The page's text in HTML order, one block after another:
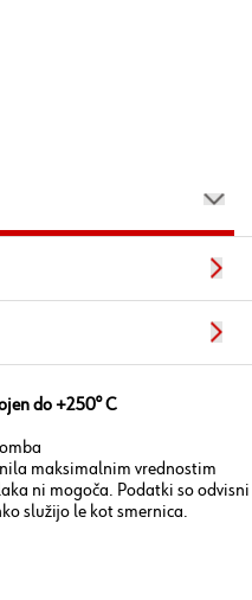
do +250° C
maksimalnim vrednostim
ni mogoča. Podatki so odvisni
služijo le kot smernica.